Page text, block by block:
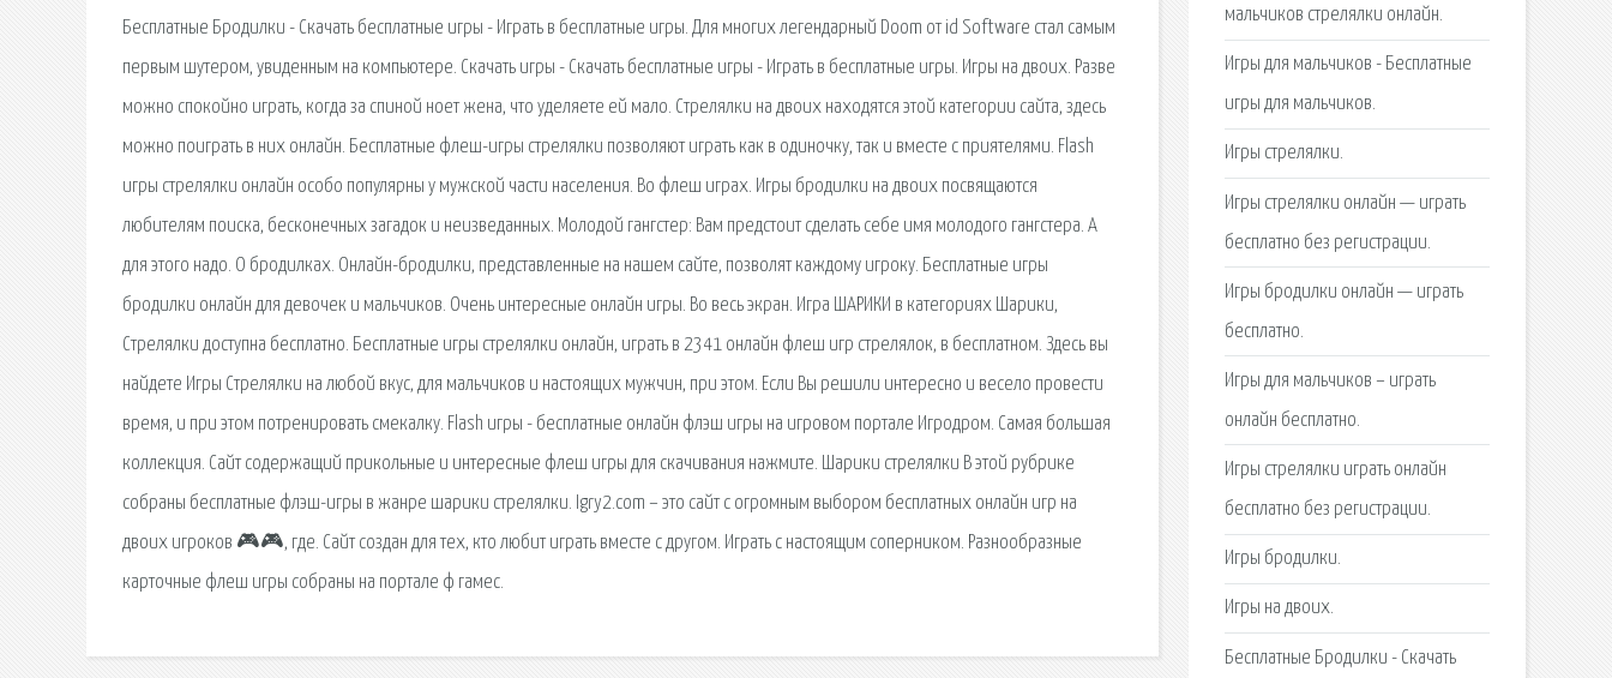
Бесплатные Бродилки - Скачать бесплатные игры - Играть в бесплатные игры. Для многих легендарный Doom от id Software стал самым
первым шутером, увиденным на компьютере. Скачать игры - Скачать бесплатные игры - Играть в бесплатные игры. Игры на двоих. Разве
можно спокойно играть, когда за спиной ноет жена, что уделяете ей мало. Стрелялки на двоих находятся этой категории сайта, здесь
можно поиграть в них онлайн. Бесплатные флеш-игры стрелялки позволяют играть как в одиночку, так и вместе с приятелями. Flash
игры стрелялки онлайн особо популярны у мужской части населения. Во флеш играх. Игры бродилки на двоих посвящаются
любителям поиска, бесконечных загадок и неизведанных. Молодой гангстер: Вам предстоит сделать себе имя молодого гангстера. А
для этого надо. О бродилках. Онлайн-бродилки, представленные на нашем сайте, позволят каждому игроку. Бесплатные игры
бродилки онлайн для девочек и мальчиков. Очень интересные онлайн игры. Во весь экран. Игра ШАРИКИ в категориях Шарики,
Стрелялки доступна бесплатно. Бесплатные игры стрелялки онлайн, играть в 2341 онлайн флеш игр стрелялок, в бесплатном. Здесь вы
найдете Игры Стрелялки на любой вкус, для мальчиков и настоящих мужчин, при этом. Если Вы решили интересно и весело провести
время, и при этом потренировать смекалку. Flash игры - бесплатные онлайн флэш игры на игровом портале Игродром. Самая большая
коллекция. Сайт содержащий прикольные и интересные флеш игры для скачивания нажмите. Шарики стрелялки В этой рубрике
собраны бесплатные флэш-игры в жанре шарики стрелялки. Igry2.com – это сайт с огромным выбором бесплатных онлайн игр на
двоих игроков 🎮🎮, где. Сайт создан для тех, кто любит играть вместе с другом. Играть с настоящим соперником. Разнообразные
карточные флеш игры собраны на портале ф гамес.
мальчиков стрелялки онлайн.
Игры для мальчиков - Бесплатные
игры для мальчиков.
Игры стрелялки.
Игры стрелялки онлайн — играть
бесплатно без регистрации.
Игры бродилки онлайн — играть
бесплатно.
Игры для мальчиков – играть
онлайн бесплатно.
Игры стрелялки играть онлайн
бесплатно без регистрации.
Игры бродилки.
Игры на двоих.
Бесплатные Бродилки - Скачать